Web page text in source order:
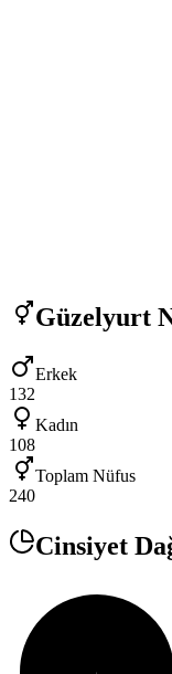
Güzelyurt
Erkek
132
Kadın
108
Toplam Nüfus
240
Cinsiyet